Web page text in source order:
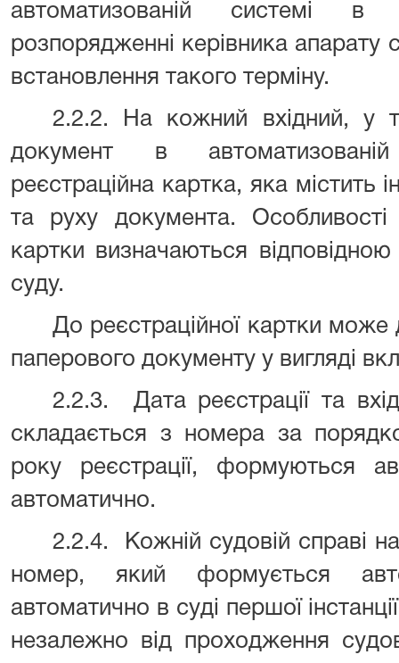
автоматизованій системі
розпорядженні керівника апарату
встановлення такого терміну.
2.2.2. На кожний вхідний,
у
документ в
реєстраційна картка, яка містить
та руху документа. Особливості
картки визначаються відповідною
суду.
До реєстраційної картки може
паперового документу у вигляді
2.2.3.
Дата реєстрації та
складається з номера за
року реєстрації, формуються
автоматично.
2.2.4.
Кожній судовій справі
номер, який формується
автоматично в суді першої
незалежно від проходження